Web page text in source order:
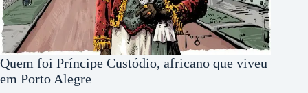
Quem foi Príncipe Custódio, africano que viveu
em Porto Alegre